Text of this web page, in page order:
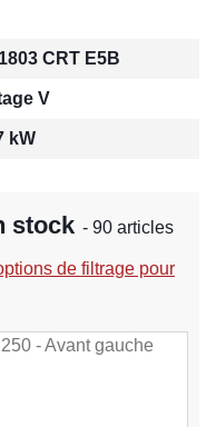
CRT E5B
V
kW
stock - 90 articles
de filtrage pour